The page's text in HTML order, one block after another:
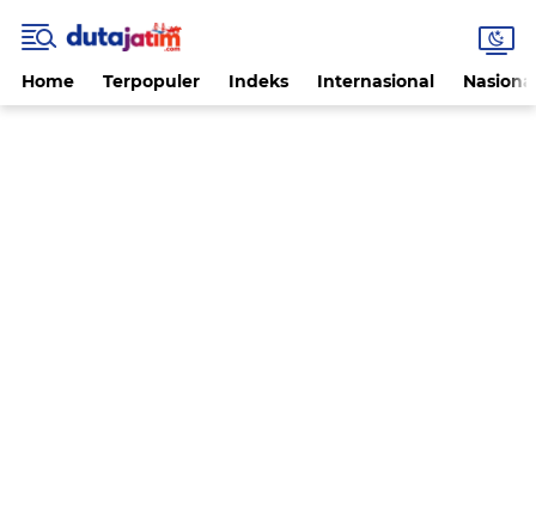
Home Terpopuler Indeks Internasional